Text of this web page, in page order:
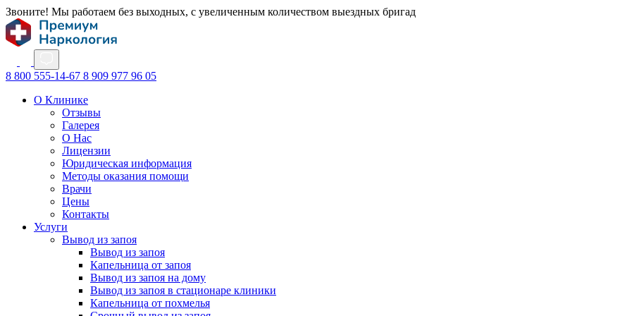
Звоните! Мы работаем без выходных, с увеличенным количеством выездных бригад
8 800 555-14-67 8 909 977 96 05
О Клинике
Отзывы
Галерея
О Нас
Лицензии
Юридическая информация
Методы оказания помощи
Врачи
Цены
Контакты
Услуги
Вывод из запоя
Вывод из запоя
Капельница от запоя
Вывод из запоя на дому
Вывод из запоя в стационаре клиники
Капельница от похмелья